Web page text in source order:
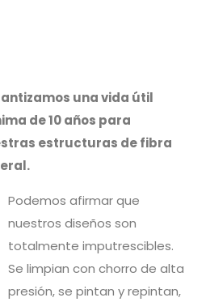
una vida útil
de 10 años para
estructuras de fibra
Podemos afirmar que
nuestros diseños son
totalmente imputrescibles.
Se limpian con chorro de alta
presión, se pintan y repintan,